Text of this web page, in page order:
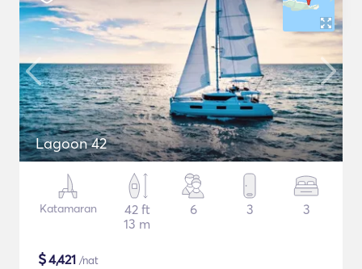
Lagoon 42
Katamaran
42 ft
13 m
6 3 3
$4,421 /nat